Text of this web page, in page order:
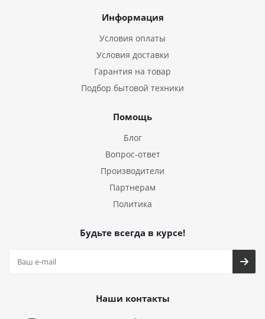
Информация
Условия оплаты
Условия доставки
Гарантия на товар
Подбор бытовой техники
Помощь
Блог
Вопрос-ответ
Производители
Партнерам
Политика
Будьте всегда в курсе!
Наши контакты